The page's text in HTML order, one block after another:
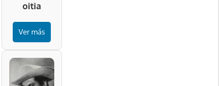
oitia
Ver más